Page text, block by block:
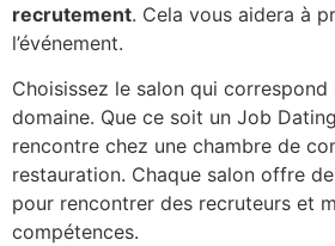
recrutement. Cela vous aidera à
l’événement.
Choisissez le salon qui
domaine. Que ce soit un Job
rencontre chez une chambre de
restauration. Chaque salon offre
pour rencontrer des recruteurs et
compétences.